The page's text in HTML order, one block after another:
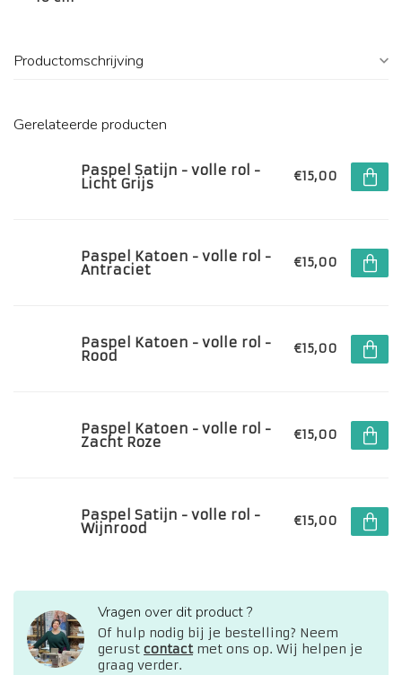
Productomschrijving
Gerelateerde producten
Paspel Satijn - volle rol -
Licht Grijs €15,00
Paspel Katoen - volle rol -
Antraciet €15,00
Paspel Katoen - volle rol -
Rood €15,00
Paspel Katoen - volle rol -
Zacht Roze €15,00
Paspel Satijn - volle rol -
Wijnrood €15,00
Vragen over dit product ?
Of hulp nodig bij je bestelling? Neem
gerust contactmet ons op. Wij helpen je
graag verder.